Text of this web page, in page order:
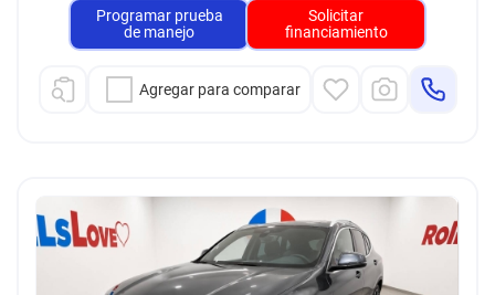
Programar prueba
de manejo
Solicitar
financiamiento
Agregar para comparar